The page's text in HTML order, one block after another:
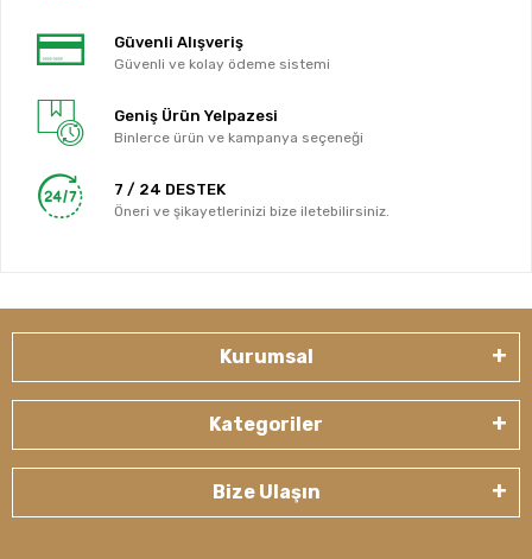
Güvenli Alışveriş
Güvenli ve kolay ödeme sistemi
Geniş Ürün Yelpazesi
Binlerce ürün ve kampanya seçeneği
7 / 24 DESTEK
Öneri ve şikayetlerinizi bize iletebilirsiniz.
Kurumsal
Kategoriler
Bize Ulaşın